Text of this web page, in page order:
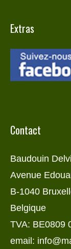
Extras
Contact
Baudouin
Avenue
B-1040
Belgique
TVA: BE0809
email: